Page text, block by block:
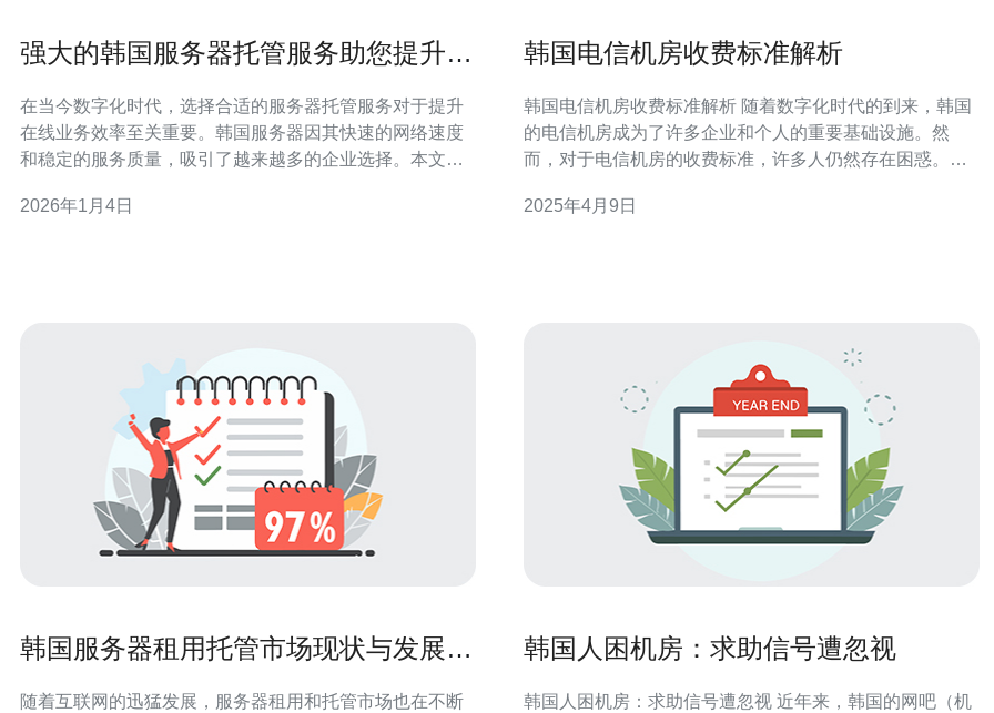
强大的韩国服务器托管服务助您提升在
在当今数字化时代，选择合适的服务器托管服务对于提升
在线业务效率至关重要。韩国服务器因其快速的网络速度
和稳定的服务质量，吸引了越来越多的企业选择。本文将
您的在线业务效率。 以下是具体的操作步骤和指南，帮助
2026年1月4日
韩国电信机房收费标准解析
韩国电信机房收费标准解析 随着数字化时代的到来，韩国
的电信机房成为了许多企业和个人的重要基础设施。然
而，对于电信机房的收费标准，许多人仍然存在困惑。本
好地了解和选择。 韩国电信机房的收费标准主要包括租赁
2025年4月9日
韩国服务器租用托管市场现状与发展趋
随着互联网的迅猛发展，服务器租用和托管市场也在不断
韩国人困机房：求助信号遭忽视
韩国人困机房：求助信号遭忽视 近年来，韩国的网吧（机